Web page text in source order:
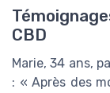
CBD
Marie, 34 ans,
: « Après des